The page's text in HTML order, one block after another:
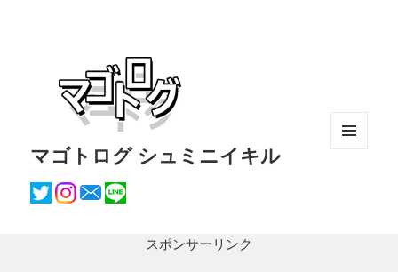
マゴトログ シュミニイキル
スポンサーリンク